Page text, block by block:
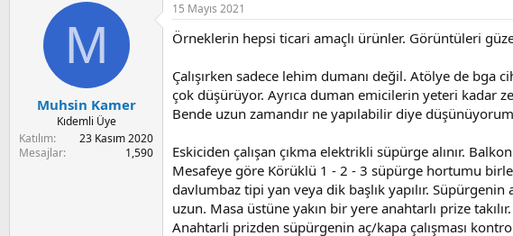
c
i
n
s
:
M
Muhsin Kamer
Kıdemli Üye
Katılım
23 Kasım 2020
Mesajlar
1,590
15 Mayıs 2021
Örneklerin hepsi ticari amaçlı ürünler. Görüntüleri
Çalışırken sadece lehim dumanı değil. Atölye de bga
çok düşürüyor. Ayrıca duman emicilerin yeteri kadar
Bende uzun zamandır ne yapılabilir diye
Eskiciden çalışan çıkma elektrikli süpürge alınır.
Mesafeye göre Körüklü 1 - 2 - 3 süpürge hortumu
davlumbaz tipi yan veya dik başlık yapılır.
uzun. Masa üstüne yakın bir yere anahtarlı prize takılır.
Anahtarli prizden süpürgenin aç/kapa çalışması